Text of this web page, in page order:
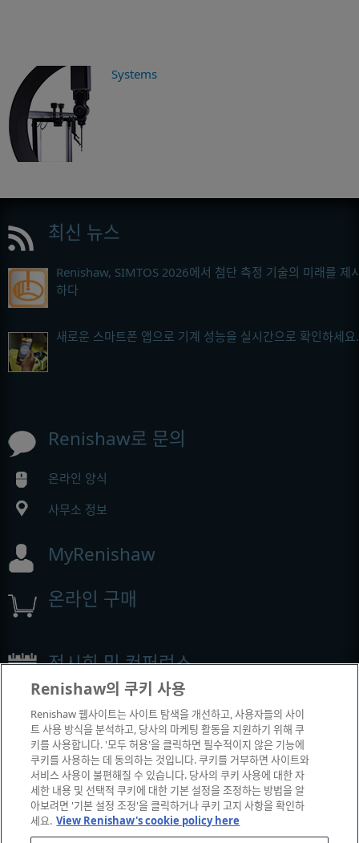
Systems
최신 뉴스
Renishaw, SIMTOS 2026에서 첨단 측정 기술의 미래를 제
하다
새로운 스마트폰 앱으로 기계 성능을 실시간으로 확인하세요.
Renishaw로 문의
온라인 양식
사무소 정보
MyRenishaw
온라인 구매
전시회 및 컨퍼런스
Renishaw에서 참석하는 이벤트
Renishaw의 쿠키 사용
Renishaw 웹사이트는 사이트 탐색을 개선하고, 사용자들의 사이
트 사용 방식을 분석하고, 당사의 마케팅 활동을 지원하기 위해 쿠
키를 사용합니다. '모두 허용'을 클릭하면 필수적이지 않은 기능에
쿠키를 사용하는 데 동의하는 것입니다. 쿠키를 거부하면 사이트와
서비스 사용이 불편해질 수 있습니다. 당사의 쿠키 사용에 대한 자
세한 내용 및 선택적 쿠키에 대한 기본 설정을 조정하는 방법을 알
아보려면 '기본 설정 조정'을 클릭하거나 쿠키 고지 사항을 확인하
세요. View Renishaw's cookie policy here